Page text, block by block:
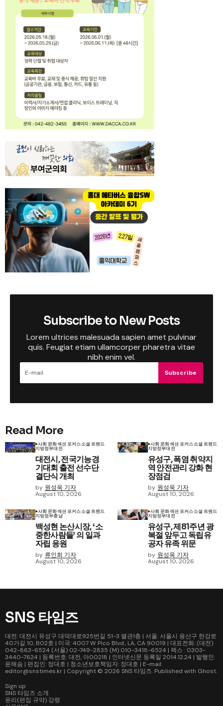
Subscribe to New Posts
Lorem ultrices malesuada sapien amet pulvinar
quis. Feugiat etiam ullamcorper pharetra vitae
nibh enim vel.
Subscribe
Read More
사회 문화섹션 포커스소셜 트렌드
지방정부대전
대전시, 전국기능경
기대회 출전 선수단
결단식 개최
by 원성욱 기자
August 10, 2026
사회 문화섹션 포커스소셜 트렌드
지방정부대전
유성구, 폭염 취약지
역 안전관리 강화 현
장점검
by 원성욱 기자
August 10, 2026
사회 문화섹션 포커스소셜 트렌드
지방정부충남
백성현 논산시장, ‘소
중한사람들’ 의 일과
자립 응원
by 류인희 기자
August 10, 2026
사회 문화섹션 포커스소셜 트렌드
지방정부대전
유성구, 제81주년 광
복절 앞두고 독립유
공자 유족 위문
by 원성욱 기자
August 10, 2026
SNS 타임즈
대전: 대전시 유성구 대덕대로925번길 51-3 별관1층 | 서울: 서울시 용산구 한강로
40가길 10, B02호 | 미국: 4007 W Pico Blvd., LA, CA 90019 | 대표전화: (대전)
042-863-6524 (서울) 02-749-2835 (M) 010-3418-6524 | 팩스 : 0303-
3440-7624 | 등록번호: 대전, 아00218 | 인터넷신문 등록일 2014.12.24 | 발행인:
윤해솜 | 편집인: 정대호 | 청소년보호책임자: 정대호 | E-mail:
editor@snstimes.kr | Copyright © 2026 SNS 타임즈. Published with Ghost.
Sign up
SNS 타임즈 소개
윤리(편집 규약) 강령